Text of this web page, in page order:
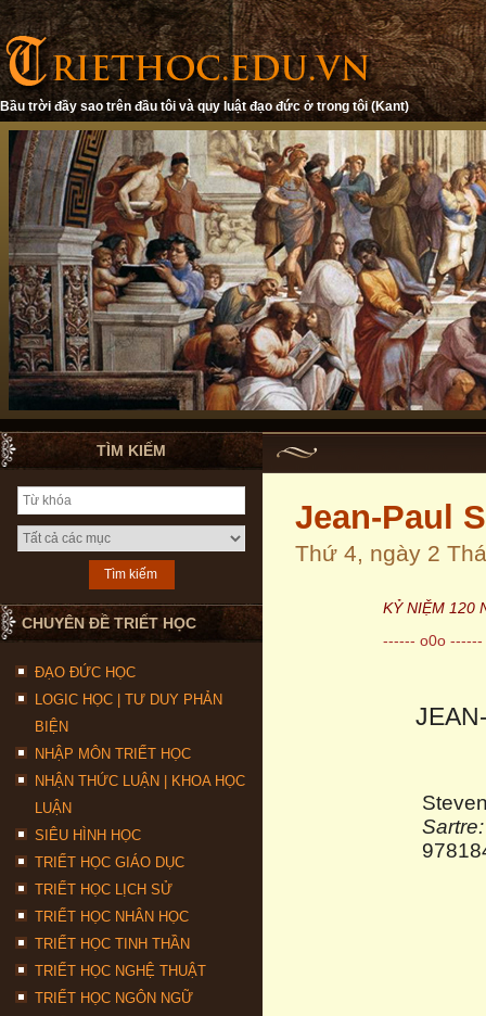
Bầu trời đầy sao trên đầu tôi và quy luật đạo đức ở trong tôi (Kant)
TÌM KIẾM
CHUYÊN ĐỀ TRIẾT HỌC
ĐẠO ĐỨC HỌC
LOGIC HỌC | TƯ DUY PHẢN
BIỆN
NHẬP MÔN TRIẾT HỌC
NHẬN THỨC LUẬN | KHOA HỌC
LUẬN
SIÊU HÌNH HỌC
TRIẾT HỌC GIÁO DỤC
TRIẾT HỌC LỊCH SỬ
TRIẾT HỌC NHÂN HỌC
TRIẾT HỌC TINH THẦN
TRIẾT HỌC NGHỆ THUẬT
TRIẾT HỌC NGÔN NGỮ
Jean-Paul
Thứ 4, ngày 2
KỶ NIỆM 120
------ o0o ------